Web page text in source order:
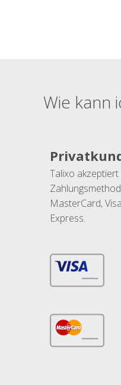
Wie kann
Talixo akzeptiert
MasterCard,
Express.